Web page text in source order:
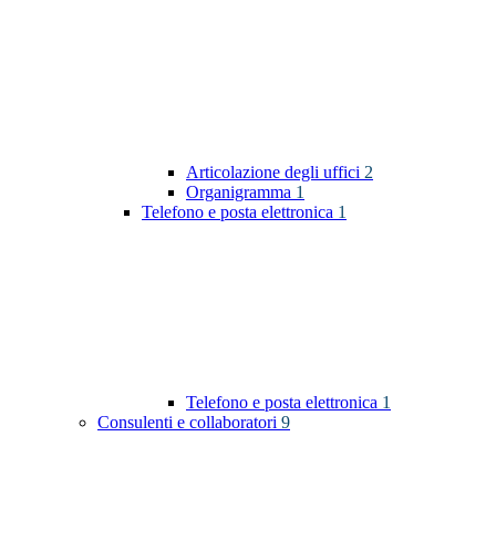
Articolazione degli uffici 2
Organigramma 1
Telefono e posta elettronica 1
Telefono e posta elettronica 1
Consulenti e collaboratori 9